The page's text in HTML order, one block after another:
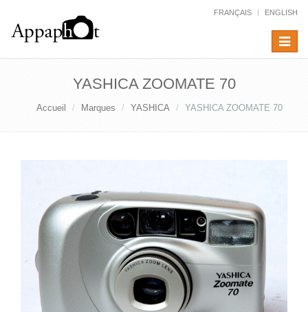
FRANÇAIS ENGLISH
Toggle
YASHICA ZOOMATE 70
Accueil Marques YASHICA YASHICA ZOOMATE 70